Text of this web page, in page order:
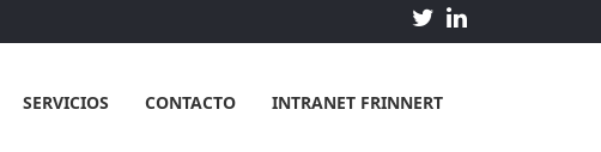
SERVICIOS CONTACTO INTRANET FRINNERT